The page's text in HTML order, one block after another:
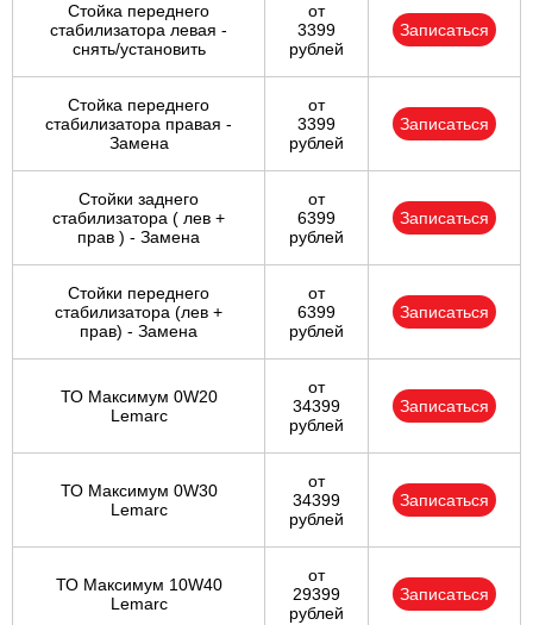
Стойка переднего
стабилизатора левая -
снять/установить
от
3399
рублей
Записаться
Стойка переднего
стабилизатора правая -
Замена
от
3399
рублей
Записаться
Стойки заднего
стабилизатора ( лев +
прав ) - Замена
от
6399
рублей
Записаться
Стойки переднего
стабилизатора (лев +
прав) - Замена
от
6399
рублей
Записаться
ТО Максимум 0W20
Lemarc
от
34399
рублей
Записаться
ТО Максимум 0W30
Lemarc
от
34399
рублей
Записаться
ТО Максимум 10W40
Lemarc
от
29399
рублей
Записаться